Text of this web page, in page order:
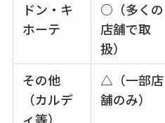
ドン・キ
ホーテ
○（多くの
店舗で取
扱）
その他
（カルデ
ィ等）
△（一部店
舗のみ）